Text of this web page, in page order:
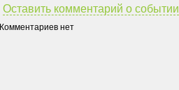
Оставить комментарий о событии
Комментариев нет